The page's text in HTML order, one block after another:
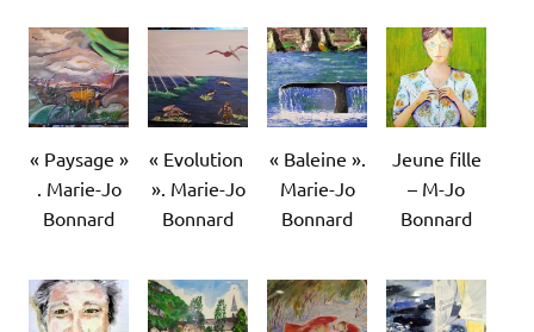
« Paysage »
. Marie-Jo
Bonnard
« Evolution
». Marie-Jo
Bonnard
« Baleine ».
Marie-Jo
Bonnard
Jeune fille
– M-Jo
Bonnard